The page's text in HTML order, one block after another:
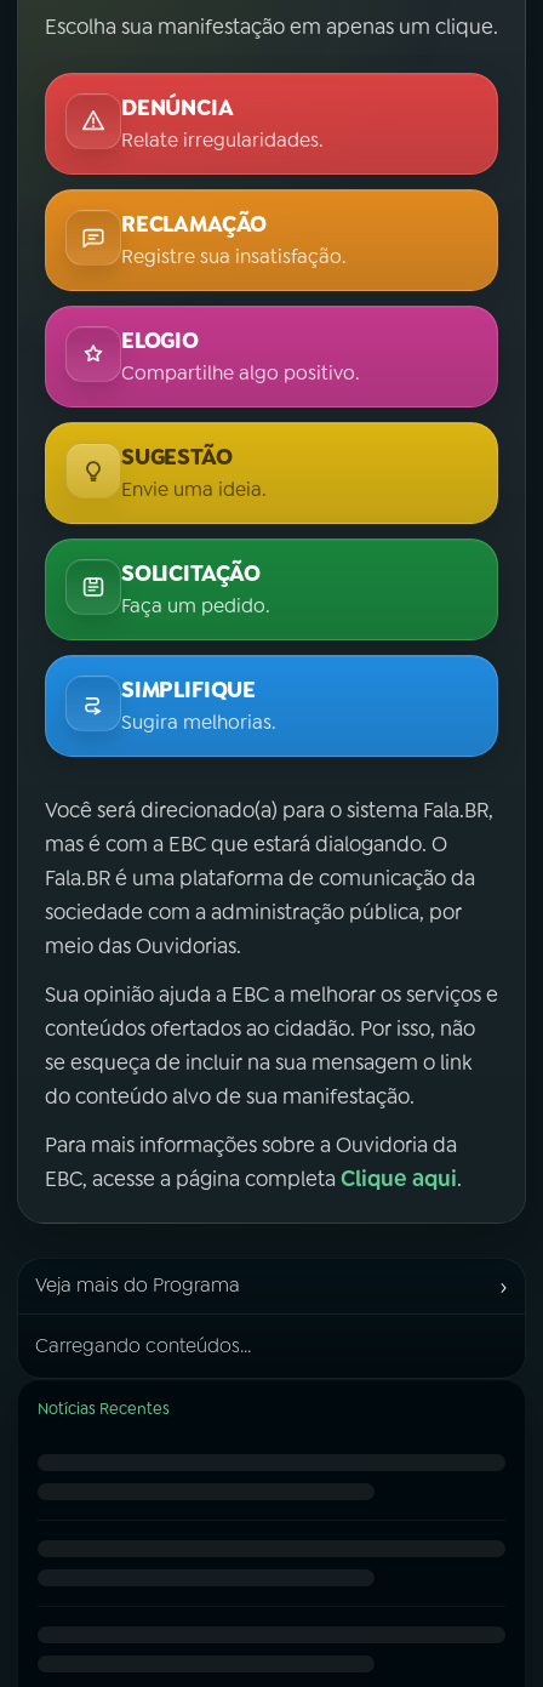
Escolha sua manifestação em apenas um clique.
DENÚNCIA
Relate irregularidades.
RECLAMAÇÃO
Registre sua insatisfação.
ELOGIO
Compartilhe algo positivo.
SUGESTÃO
Envie uma ideia.
SOLICITAÇÃO
Faça um pedido.
SIMPLIFIQUE
Sugira melhorias.
Você será direcionado(a) para o sistema Fala.BR,
mas é com a EBC que estará dialogando. O
Fala.BR é uma plataforma de comunicação da
sociedade com a administração pública, por
meio das Ouvidorias.
Sua opinião ajuda a EBC a melhorar os serviços e
conteúdos ofertados ao cidadão. Por isso, não
se esqueça de incluir na sua mensagem o link
do conteúdo alvo de sua manifestação.
Para mais informações sobre a Ouvidoria da
EBC, acesse a página completa Clique aqui.
Veja mais do Programa ›
Carregando conteúdos...
Notícias Recentes